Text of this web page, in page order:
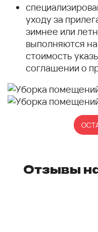
уходу за
зимнее или
выполняются
стоимость
соглашении о
Отзывы